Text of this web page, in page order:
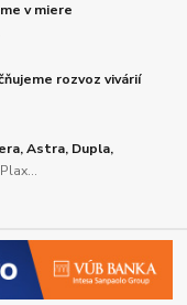
v miere
rozvoz vivárií
Astra, Dupla,